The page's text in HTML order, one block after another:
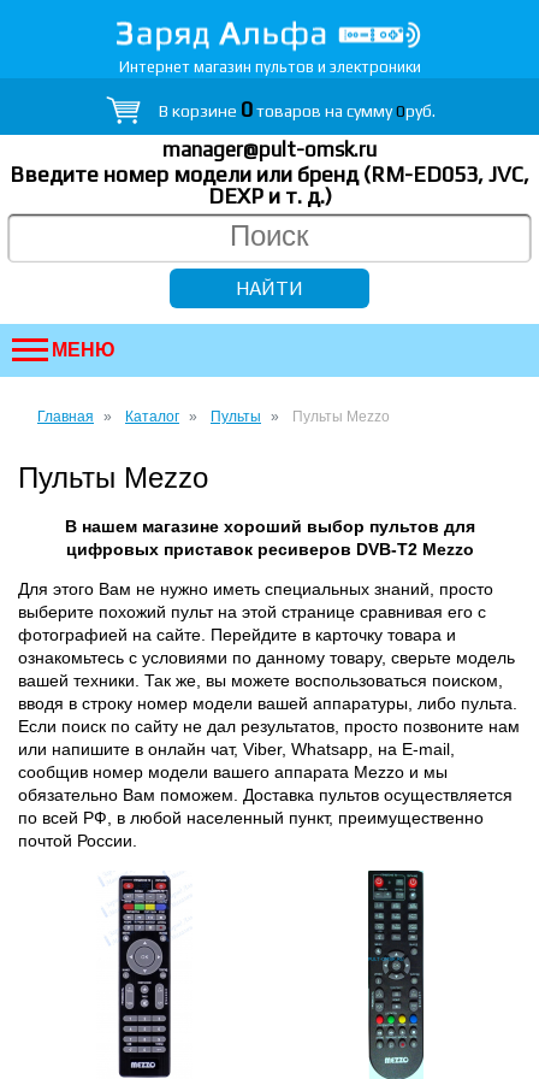
Интернет магазин пультов и электроники
В корзине 0товаров на сумму0руб.
manager@pult-omsk.ru
Введите номер модели или бренд (RM-ED053, JVC,
DEXP и т. д.)
МЕНЮ
Главная Каталог Пульты Пульты Mezzo
Пульты Mezzo
В нашем магазине хороший выбор пультов для
цифровых приставок ресиверов DVB-T2 Mezzo
Для этого Вам не нужно иметь специальных знаний, просто
выберите похожий пульт на этой странице сравнивая его с
фотографией на сайте. Перейдите в карточку товара и
ознакомьтесь с условиями по данному товару, сверьте модель
вашей техники. Так же, вы можете воспользоваться поиском,
вводя в строку номер модели вашей аппаратуры, либо пульта.
Если поиск по сайту не дал результатов, просто позвоните нам
или напишите в онлайн чат, Viber, Whatsapp, на E-mail,
сообщив номер модели вашего аппарата Mezzo и мы
обязательно Вам поможем. Доставка пультов осуществляется
по всей РФ, в любой населенный пункт, преимущественно
почтой России.